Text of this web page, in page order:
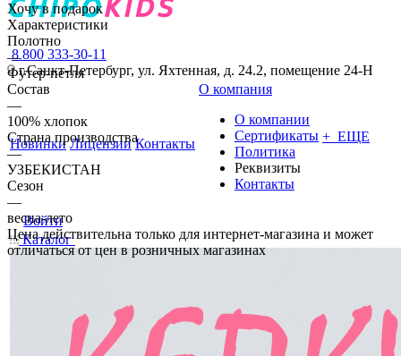
8 800 333-30-11
г.Санкт-Петербург, ул. Яхтенная, д. 24.2, помещение 24-Н
Новинки Лицензии Контакты
О компания
О компании
Сертификаты
Политика
Реквизиты
Контакты
+ ЕЩЕ
Войти
Каталог
Хочу в подарок
Характеристики
Полотно
—
Футер-петля
Состав
—
100% хлопок
Страна производства
—
УЗБЕКИСТАН
Сезон
—
весна-лето
Цена действительна только для интернет-магазина и может
отличаться от цен в розничных магазинах